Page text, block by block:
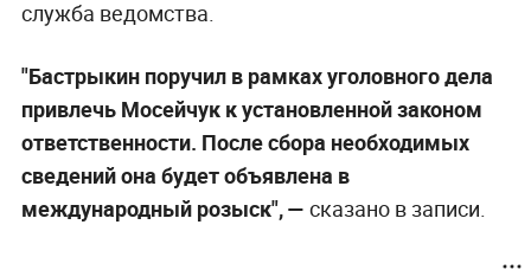
служба ведомства.
"Бастрыкин поручил в рамках уголовного дела
привлечь Мосейчук к установленной законом
ответственности. После сбора необходимых
сведений она будет объявлена в
международный розыск", — сказано в записи.